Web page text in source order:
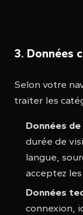
3. Données
Selon votre
traiter les
Données
durée de
langue,
acceptez
Données
connexion,